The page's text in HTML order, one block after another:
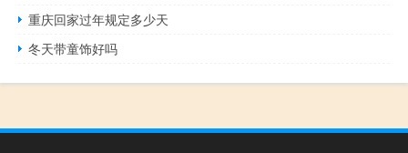
重庆回家过年规定多少天
冬天带童饰好吗